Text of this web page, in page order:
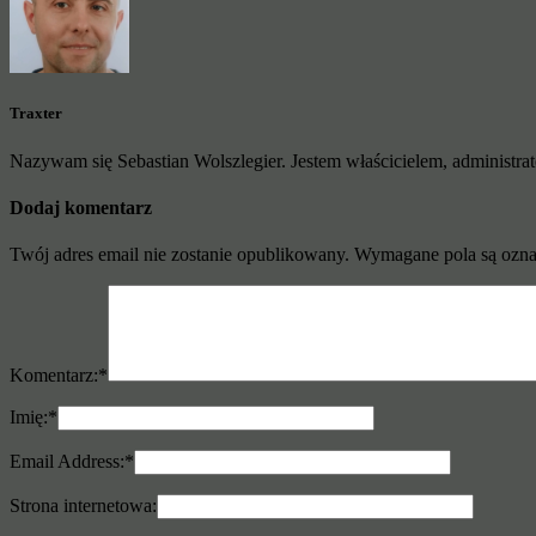
Traxter
Nazywam się Sebastian Wolszlegier. Jestem właścicielem,
Dodaj komentarz
Twój adres email nie zostanie opublikowany. Wymagane pola są
Komentarz:*
Imię:*
Email Address:*
Strona internetowa: